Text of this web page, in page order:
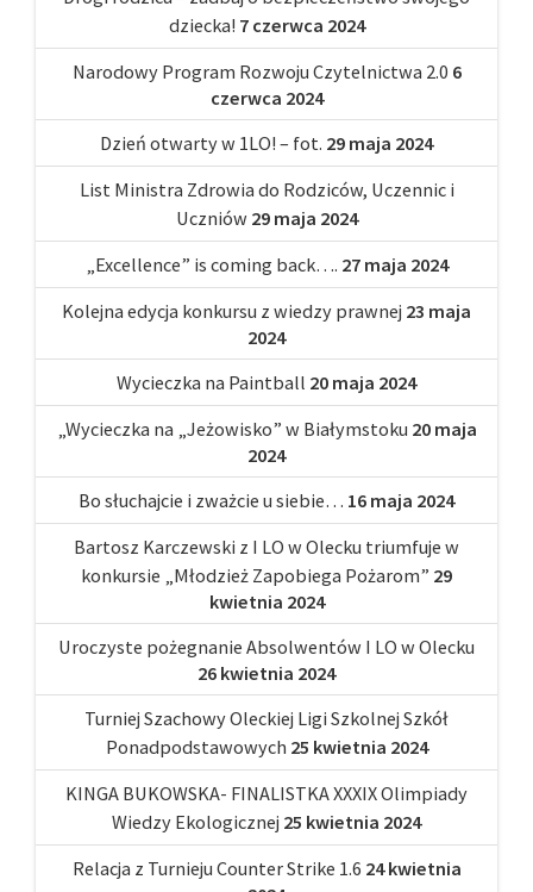
dziecka! 7 czerwca 2024
Narodowy Program Rozwoju Czytelnictwa 2.0 6
czerwca 2024
Dzień otwarty w 1LO! – fot. 29 maja 2024
List Ministra Zdrowia do Rodziców, Uczennic i
Uczniów 29 maja 2024
„Excellence” is coming back…. 27 maja 2024
Kolejna edycja konkursu z wiedzy prawnej 23 maja
2024
Wycieczka na Paintball 20 maja 2024
„Wycieczka na „Jeżowisko” w Białymstoku 20 maja
2024
Bo słuchajcie i zważcie u siebie… 16 maja 2024
Bartosz Karczewski z I LO w Olecku triumfuje w
konkursie „Młodzież Zapobiega Pożarom” 29
kwietnia 2024
Uroczyste pożegnanie Absolwentów I LO w Olecku
26 kwietnia 2024
Turniej Szachowy Oleckiej Ligi Szkolnej Szkół
Ponadpodstawowych 25 kwietnia 2024
KINGA BUKOWSKA- FINALISTKA XXXIX Olimpiady
Wiedzy Ekologicznej 25 kwietnia 2024
Relacja z Turnieju Counter Strike 1.6 24 kwietnia